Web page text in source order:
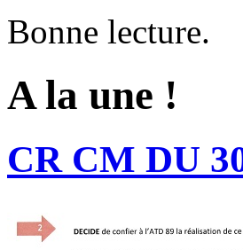
Bonne lecture.
A la une !
CR CM DU